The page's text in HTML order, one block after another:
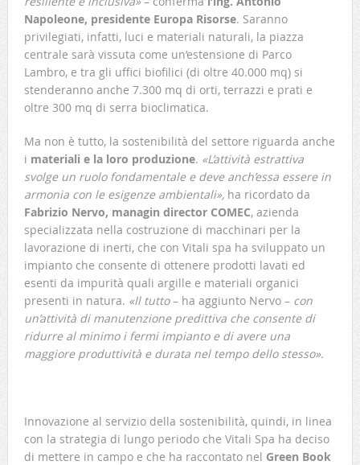
Napoleone, presidente Europa Risorse. Saranno
privilegiati, infatti, luci e materiali naturali, la piazza
centrale sarà vissuta come un’estensione di Parco
Lambro, e tra gli uffici biofilici (di oltre 40.000 mq) si
stenderanno anche 7.300 mq di orti, terrazzi e prati e
oltre 300 mq di serra bioclimatica.
Ma non è tutto, la sostenibilità del settore riguarda anche
i materiali e la loro produzione. «L’attività estrattiva
svolge un ruolo fondamentale e deve anch’essa essere in
armonia con le esigenze ambientali»,ha ricordato da
Fabrizio Nervo, managin director COMEC, azienda
specializzata nella costruzione di macchinari per la
lavorazione di inerti, che con Vitali spa ha sviluppato un
impianto che consente di ottenere prodotti lavati ed
esenti da impurità quali argille e materiali organici
presenti in natura. «Il tutto– ha aggiunto Nervo – con
un’attività di manutenzione predittiva che consente di
ridurre al minimo i fermi impianto e di avere una
maggiore produttività e durata nel tempo dello stesso».
Innovazione al servizio della sostenibilità, quindi, in linea
con la strategia di lungo periodo che Vitali Spa ha deciso
di mettere in campo e che ha raccontato nel Green Book